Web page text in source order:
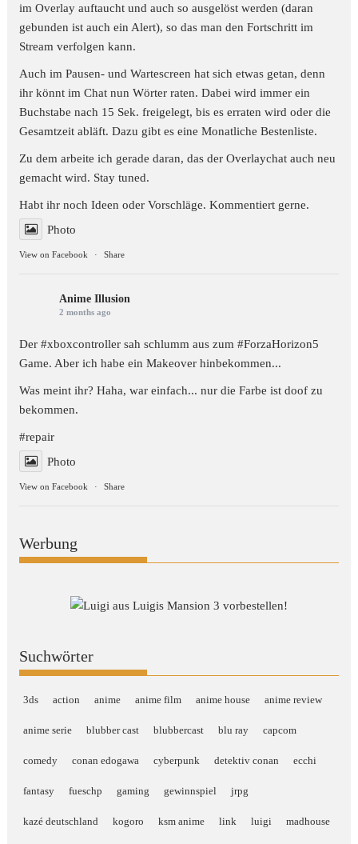
im Overlay auftaucht und auch so ausgelöst werden (daran
gebunden ist auch ein Alert), so das man den Fortschritt im
Stream verfolgen kann.
Auch im Pausen- und Wartescreen hat sich etwas getan, denn
ihr könnt im Chat nun Wörter raten. Dabei wird immer ein
Buchstabe nach 15 Sek. freigelegt, bis es erraten wird oder die
Gesamtzeit abläft. Dazu gibt es eine Monatliche Bestenliste.
Zu dem arbeite ich gerade daran, das der Overlaychat auch neu
gemacht wird. Stay tuned.
Habt ihr noch Ideen oder Vorschläge. Kommentiert gerne.
Photo
View on Facebook · Share
Anime Illusion
2 months ago
Der #xboxcontroller sah schlumm aus zum#ForzaHorizon5
Game. Aber ich habe ein Makeover hinbekommen...
Was meint ihr? Haha, war einfach... nur die Farbe ist doof zu
bekommen.
#repair
Photo
View on Facebook · Share
Werbung
Suchwörter
3ds action anime anime film anime house anime review
anime serie blubber cast blubbercast blu ray capcom
comedy conan edogawa cyberpunk detektiv conan ecchi
fantasy fueschp gaming gewinnspiel jrpg
kazé deutschland kogoro ksm anime link luigi madhouse